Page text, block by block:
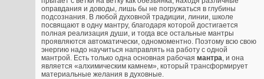
оправдания и доводы, лишь бы не погружаться в глубины
подсознания. В любой духовной традиции, линии, школе
посвящают в одну мантру, благодаря которой достигается
полная реализация души, и тогда все остальные мантры
проявляются автоматически, одномоментно. Поэтому всю свою
энергию надо научиться направлять на работу с одной
мантрой. Есть только одна основная рабочая мантра, и она
является «алхимическим камнем», который трансформирует
материальные желания в духовные.